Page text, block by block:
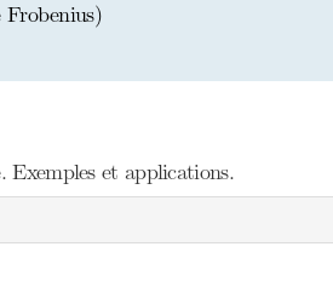
Exemples et applications.